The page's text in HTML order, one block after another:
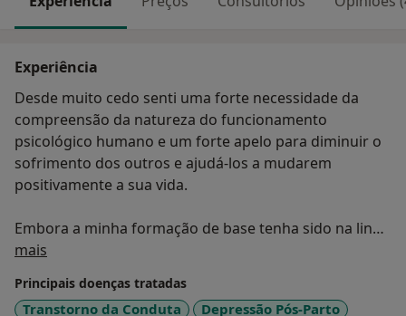
Experiência
Desde muito cedo senti uma forte necessidade da
compreensão da natureza do funcionamento
psicológico humano e um forte apelo para diminuir o
sofrimento dos outros e ajudá-los a mudarem
positivamente a sua vida.
Embora a minha formação de base tenha sido na linha
Cognitivo-Comportamental, ao longo da minha
noutras Abordagens Terapêuticas, nomeadamente as
mais
Principais doenças tratadas
Transtorno da Conduta
Depressão Pós-Parto